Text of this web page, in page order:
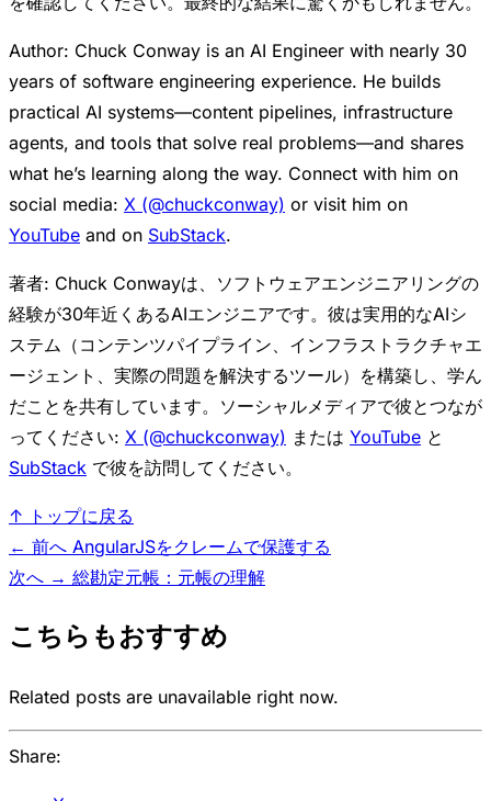
Author: Chuck Conway is an AI Engineer with nearly 30
years of software engineering experience. He builds
practical AI systems—content pipelines, infrastructure
agents, and tools that solve real problems—and shares
what he’s learning along the way. Connect with him on
social media: X (@chuckconway) or visit him on
YouTube and on SubStack.
著者: Chuck Conwayは、ソフトウェアエンジニアリングの
経験が30年近くあるAIエンジニアです。彼は実用的なAIシ
ステム（コンテンツパイプライン、インフラストラクチャエ
ージェント、実際の問題を解決するツール）を構築し、学ん
だことを共有しています。ソーシャルメディアで彼とつなが
ってください: X (@chuckconway) または YouTube と
SubStack で彼を訪問してください。
↑ トップに戻る
← 前へ AngularJSをクレームで保護する
次へ → 総勘定元帳：元帳の理解
こちらもおすすめ
Related posts are unavailable right now.
Share: